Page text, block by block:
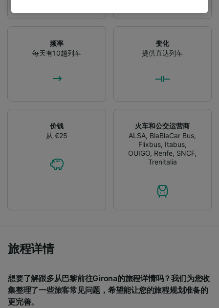
频率
每天有10趟列车
变化
提供直达列车
价钱
从 €25
火车和公交运营商
ALSA, BlaBlaCar Bus,
Flixbus, Itabus,
OUIGO, Renfe, SNCF,
Trenitalia
旅程详情
想要了解跟多从巴黎前往Girona的旅程详情吗？我们为您收
集整理了一些旅客常见问题，希望能让您的旅程规划准备的
更完善。
track you.
Use precise geolocation data. Actively scan
device characteristics for identification. Store
Personalised advertising and content,
advertising and content measurement,
List of Partners